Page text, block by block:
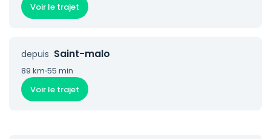
Voir le trajet
depuis Saint-malo
89 km·55 min
Voir le trajet